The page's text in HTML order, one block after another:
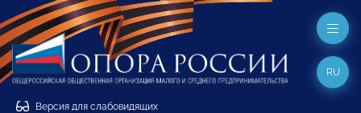
Версия для слабовидящих
RU